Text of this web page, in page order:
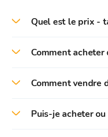
Quel est le prix -
Comment acheter
bas.
Tout d'abord, vous
Comment vendre
Puis-je acheter ou